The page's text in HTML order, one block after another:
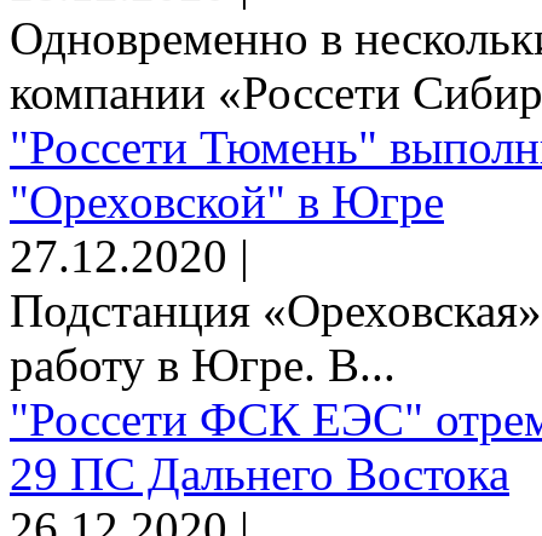
Одновременно в
компании «Россети
"Россети Тюмень"
"Ореховской" в Югре
27.12.2020 |
Подстанция
работу в Югре. В...
"Россети ФСК ЕЭС"
29 ПС Дальнего Востока